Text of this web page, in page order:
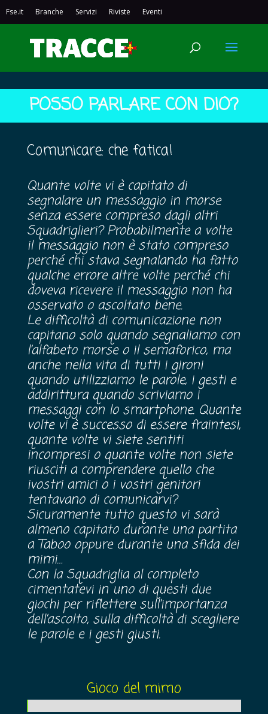
Fse.it Branche Servizi Riviste Eventi
POSSO PARLARE CON DIO?
Comunicare: che fatica!
Quante volte vi è capitato di
segnalare un messaggio in morse
senza essere compreso dagli altri
Squadriglieri? Probabilmente a volte
il messaggio non è stato compreso
perché chi stava segnalando ha fatto
qualche errore altre volte perché chi
doveva ricevere il messaggio non ha
osservato o ascoltato bene.
Le difficoltà di comunicazione non
capitano solo quando segnaliamo con
l’alfabeto morse o il semaforico, ma
anche nella vita di tutti i gironi
quando utilizziamo le parole, i gesti e
addirittura quando scriviamo i
messaggi con lo smartphone. Quante
volte vi è successo di essere fraintesi,
quante volte vi siete sentiti
incompresi o quante volte non siete
riusciti a comprendere quello che
ivostri amici o i vostri genitori
tentavano di comunicarvi?
Sicuramente tutto questo vi sarà
almeno capitato durante una partita
a Taboo oppure durante una sfida dei
mimi…
Con la Squadriglia al completo
cimentatevi in uno di questi due
giochi per riflettere sull’importanza
dell’ascolto, sulla difficoltà di scegliere
le parole e i gesti giusti.
Gioco del mimo